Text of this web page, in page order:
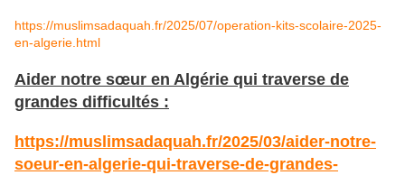
https://muslimsadaquah.fr/2025/07/operation-kits-scolaire-2025-
en-algerie.html
Aider notre sœur en Algérie qui traverse de
grandes difficultés :
https://muslimsadaquah.fr/2025/03/aider-notre-
soeur-en-algerie-qui-traverse-de-grandes-